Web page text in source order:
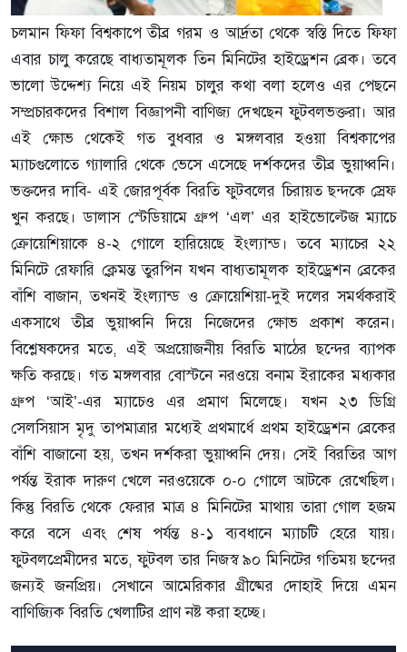
চলমান ফিফা বিশ্বকাপে তীব্র গরম ও আর্দ্রতা থেকে স্বস্তি দিতে ফিফা
এবার চালু করেছে বাধ্যতামূলক তিন মিনিটের হাইড্রেশন ব্রেক। তবে
ভালো উদ্দেশ্য নিয়ে এই নিয়ম চালুর কথা বলা হলেও এর পেছনে
সম্প্রচারকদের বিশাল বিজ্ঞাপনী বাণিজ্য দেখছেন ফুটবলভক্তরা। আর
এই ক্ষোভ থেকেই গত বুধবার ও মঙ্গলবার হওয়া বিশ্বকাপের
ম্যাচগুলোতে গ্যালারি থেকে ভেসে এসেছে দর্শকদের তীব্র ভুয়াধ্বনি।
ভক্তদের দাবি- এই জোরপূর্বক বিরতি ফুটবলের চিরায়ত ছন্দকে স্রেফ
খুন করছে। ডালাস স্টেডিয়ামে গ্রুপ ‘এল’ এর হাইভোল্টেজ ম্যাচে
ক্রোয়েশিয়াকে ৪-২ গোলে হারিয়েছে ইংল্যান্ড। তবে ম্যাচের ২২
মিনিটে রেফারি ক্লেমন্ত তুরপিন যখন বাধ্যতামূলক হাইড্রেশন ব্রেকের
বাঁশি বাজান, তখনই ইংল্যান্ড ও ক্রোয়েশিয়া-দুই দলের সমর্থকরাই
একসাথে তীব্র ভুয়াধ্বনি দিয়ে নিজেদের ক্ষোভ প্রকাশ করেন।
বিশ্লেষকদের মতে, এই অপ্রয়োজনীয় বিরতি মাঠের ছন্দের ব্যাপক
ক্ষতি করছে। গত মঙ্গলবার বোস্টনে নরওয়ে বনাম ইরাকের মধ্যকার
গ্রুপ ‘আই’-এর ম্যাচেও এর প্রমাণ মিলেছে। যখন ২৩ ডিগ্রি
সেলসিয়াস মৃদু তাপমাত্রার মধ্যেই প্রথমার্ধে প্রথম হাইড্রেশন ব্রেকের
বাঁশি বাজানো হয়, তখন দর্শকরা ভুয়াধ্বনি দেয়। সেই বিরতির আগ
পর্যন্ত ইরাক দারুণ খেলে নরওয়েকে ০-০ গোলে আটকে রেখেছিল।
কিন্তু বিরতি থেকে ফেরার মাত্র ৪ মিনিটের মাথায় তারা গোল হজম
করে বসে এবং শেষ পর্যন্ত ৪-১ ব্যবধানে ম্যাচটি হেরে যায়।
ফুটবলপ্রেমীদের মতে, ফুটবল তার নিজস্ব ৯০ মিনিটের গতিময় ছন্দের
জন্যই জনপ্রিয়। সেখানে আমেরিকার গ্রীষ্মের দোহাই দিয়ে এমন
বাণিজ্যিক বিরতি খেলাটির প্রাণ নষ্ট করা হচ্ছে।